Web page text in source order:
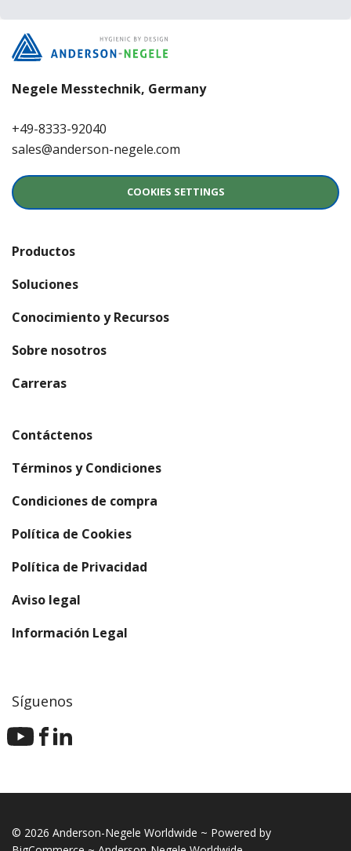
Negele Messtechnik, Germany
+49-8333-92040
sales@anderson-negele.com
COOKIES SETTINGS
Productos
Soluciones
Conocimiento y Recursos
Sobre nosotros
Carreras(se abre en una nueva ventana)
Contáctenos
Términos y Condiciones
Condiciones de compra
Política de Cookies
Política de Privacidad
Aviso legal
Información Legal
Síguenos
© 2026 Anderson-Negele Worldwide ~ Powered by